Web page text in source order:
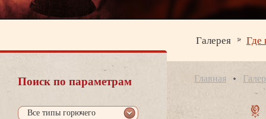
Галерея Где
Поиск по параметрам
се типы горючего
Главная